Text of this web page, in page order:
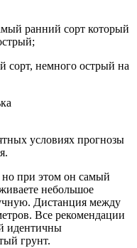
ранний сорт который
сорт, немного острый на
условиях прогнозы
при этом он самый
небольшое
Дистанция между
Все рекомендации
идентичны
грунт.